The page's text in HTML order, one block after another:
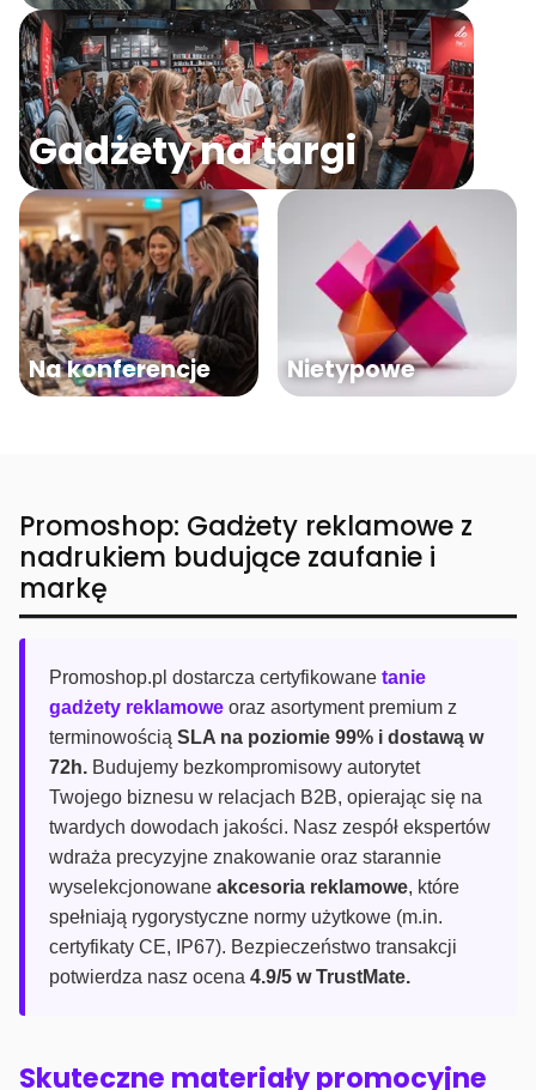
Gadżety na targi
Na konferencje Nietypowe
Promoshop: Gadżety reklamowe z
nadrukiem budujące zaufanie i
markę
Promoshop.pl dostarcza certyfikowane tanie
gadżety reklamowe oraz asortyment premium z
terminowością SLA na poziomie 99% i dostawą w
72h. Budujemy bezkompromisowy autorytet
Twojego biznesu w relacjach B2B, opierając się na
twardych dowodach jakości. Nasz zespół ekspertów
wdraża precyzyjne znakowanie oraz starannie
wyselekcjonowane akcesoria reklamowe, które
spełniają rygorystyczne normy użytkowe (m.in.
certyfikaty CE, IP67). Bezpieczeństwo transakcji
potwierdza nasz ocena 4.9/5 w TrustMate.
Skuteczne materiały promocyjne